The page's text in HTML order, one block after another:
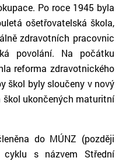
Po roce 1945 byla
ošetřovatelská škola,
zdravotních pracovnic
povolání. Na počátku
reforma zdravotnického
škol byly sloučeny v nový
ukončených maturitní
do MÚNZ (později
cyklu s názvem Střední